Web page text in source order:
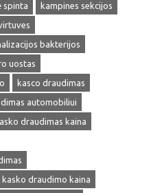
spinta
kampines sekcijos
bakterijos
uostas
kasco draudimas
automobiliui
draudimas kaina
kasko draudimo kaina